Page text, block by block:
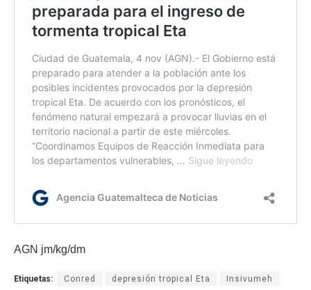
AGN jm/kg/dm
Etiquetas: Conred depresión tropical Eta Insivumeh